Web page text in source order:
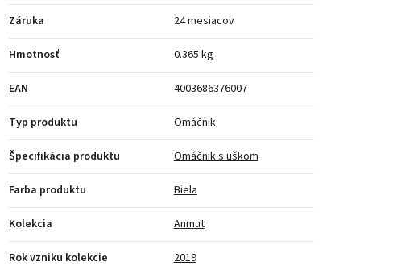
Záruka 24 mesiacov
Hmotnosť 0.365 kg
EAN 4003686376007
Typ produktu Omáčnik
Špecifikácia produktu Omáčnik s uškom
Farba produktu Biela
Kolekcia Anmut
Rok vzniku kolekcie 2019